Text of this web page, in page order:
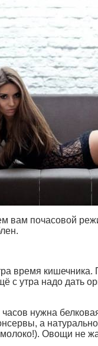
вам почасовой
время кишечника.
с утра надо дать
нужна
а
Овощи не